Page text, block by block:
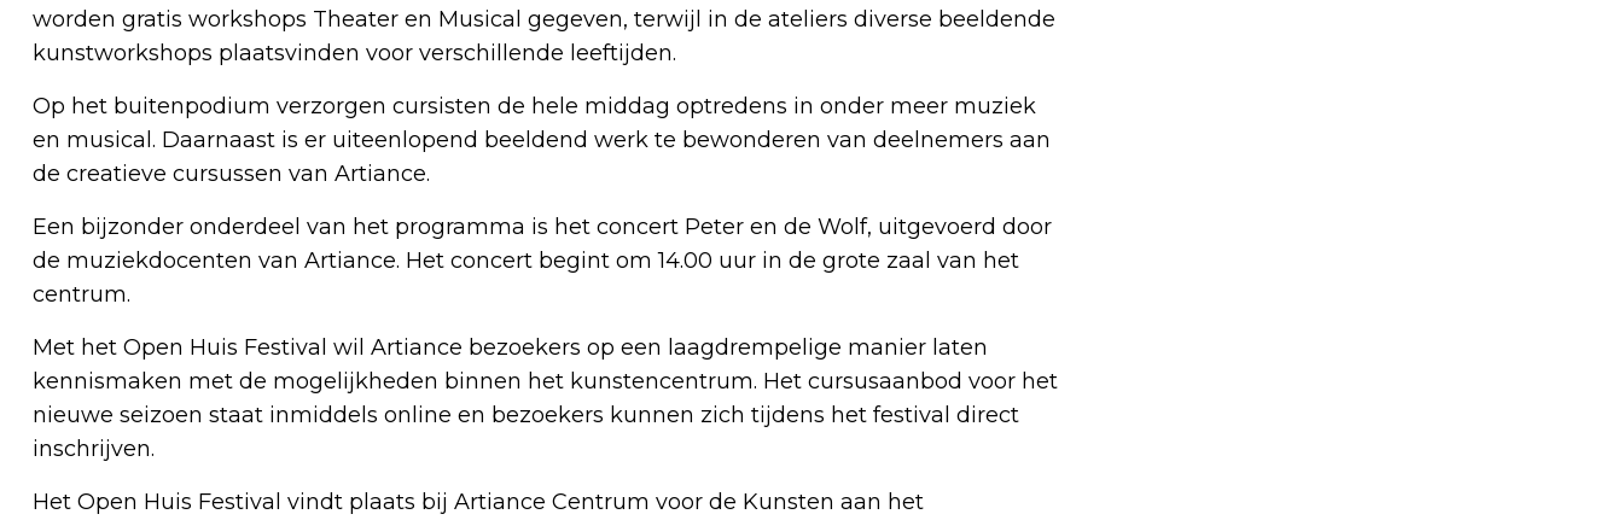
worden gratis workshops Theater en Musical gegeven, terwijl in de ateliers diverse beeldende
kunstworkshops plaatsvinden voor verschillende leeftijden.
Op het buitenpodium verzorgen cursisten de hele middag optredens in onder meer muziek
en musical. Daarnaast is er uiteenlopend beeldend werk te bewonderen van deelnemers aan
de creatieve cursussen van Artiance.
Een bijzonder onderdeel van het programma is het concert Peter en de Wolf, uitgevoerd door
de muziekdocenten van Artiance. Het concert begint om 14.00 uur in de grote zaal van het
centrum.
Met het Open Huis Festival wil Artiance bezoekers op een laagdrempelige manier laten
kennismaken met de mogelijkheden binnen het kunstencentrum. Het cursusaanbod voor het
nieuwe seizoen staat inmiddels online en bezoekers kunnen zich tijdens het festival direct
inschrijven.
Het Open Huis Festival vindt plaats bij Artiance Centrum voor de Kunsten aan het